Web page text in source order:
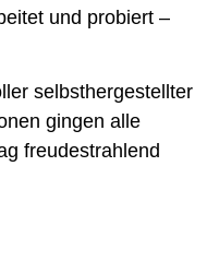
und probiert –
selbsthergestellter
gingen alle
freudestrahlend